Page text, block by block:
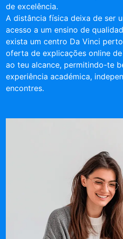
de excelência.
A distância física deixa de ser
acesso a um ensino de
exista um centro Da Vinci
oferta de explicações online
ao teu alcance, permitindo-te
experiência académica,
encontres.